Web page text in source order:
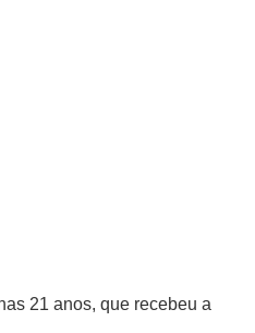
21 anos, que recebeu a